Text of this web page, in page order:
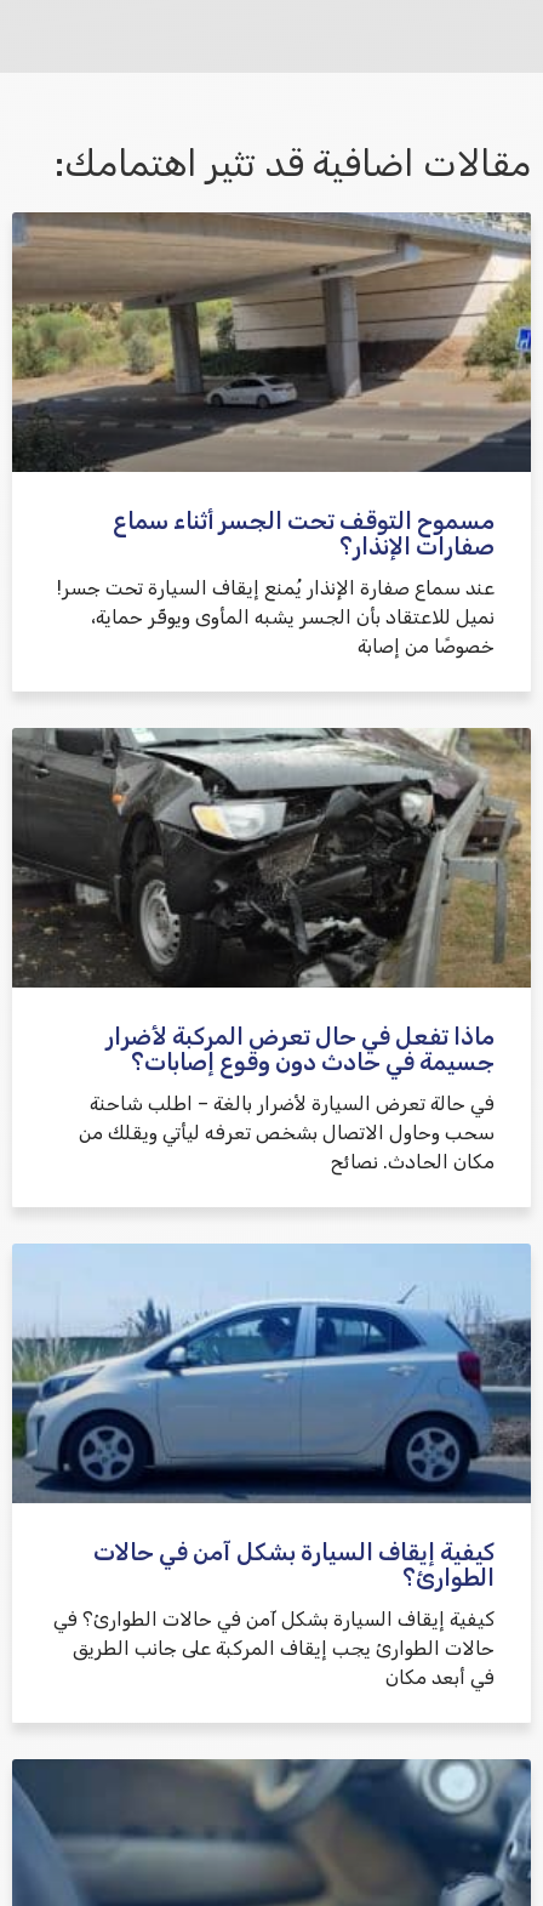
אני מאשר/ת קבלת דיוור במייל ושימוש בפרטים בהתאם
למדיניות הפרטיות
שלח משוב
مقالات اضافية قد تثير اهتمامك:
مسموح التوقف تحت الجسر أثناء سماع
صفارات الإنذار؟
عند سماع صفارة الإنذار يُمنع إيقاف السيارة تحت جسر!
نميل للاعتقاد بأن الجسر يشبه المأوى ويوفّر حماية،
خصوصًا من إصابة
ماذا تفعل في حال تعرض المركبة لأضرار
جسيمة في حادث دون وقوع إصابات؟
في حالة تعرض السيارة لأضرار بالغة – اطلب شاحنة
سحب وحاول الاتصال بشخص تعرفه ليأتي ويقلك من
مكان الحادث. نصائح
كيفية إيقاف السيارة بشكل آمن في حالات
الطوارئ؟
كيفية إيقاف السيارة بشكل آمن في حالات الطوارئ؟ في
حالات الطوارئ يجب إيقاف المركبة على جانب الطريق
في أبعد مكان